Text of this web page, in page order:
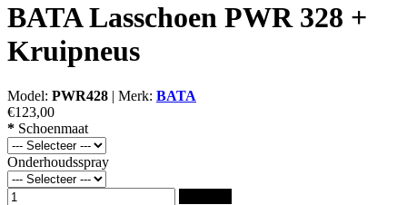
BATA Lasschoen PWR 328 +
Kruipneus
Model: PWR428 | Merk: BATA
€123,00
* Schoenmaat
Onderhoudsspray